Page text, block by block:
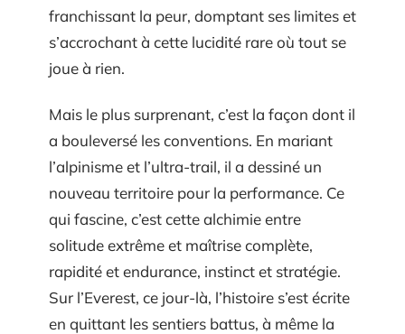
franchissant la peur, domptant ses limites et
s’accrochant à cette lucidité rare où tout se
joue à rien.
Mais le plus surprenant, c’est la façon dont il
a bouleversé les conventions. En mariant
l’alpinisme et l’ultra-trail, il a dessiné un
nouveau territoire pour la performance. Ce
qui fascine, c’est cette alchimie entre
solitude extrême et maîtrise complète,
rapidité et endurance, instinct et stratégie.
Sur l’Everest, ce jour-là, l’histoire s’est écrite
en quittant les sentiers battus, à même la